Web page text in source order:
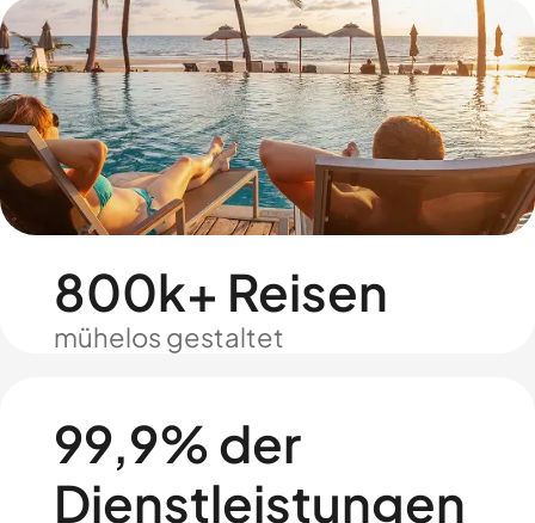
800k+ Reisen
mühelos gestaltet
99,9% der
Dienstleistungen